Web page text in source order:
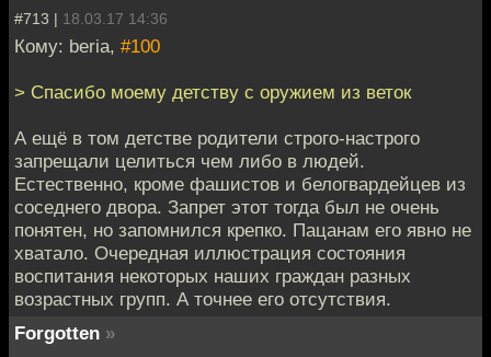
#713 | 18.03.17 14:36
Кому: beria, #100
> Спасибо моему детству с оружием из веток
А ещё в том детстве родители строго-настрого
запрещали целиться чем либо в людей.
Естественно, кроме фашистов и белогвардейцев из
соседнего двора. Запрет этот тогда был не очень
понятен, но запомнился крепко. Пацанам его явно не
хватало. Очередная иллюстрация состояния
воспитания некоторых наших граждан разных
возрастных групп. А точнее его отсутствия.
Forgotten »